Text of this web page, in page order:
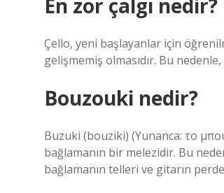
En zor çalgı nedir?
Çello, yeni başlayanlar için
gelişmemiş olmasıdır. Bu
Bouzouki nedir?
Buzuki (bouziki) (Yunanca: το
bağlamanın bir melezidir. Bu
bağlamanın telleri ve gitarın